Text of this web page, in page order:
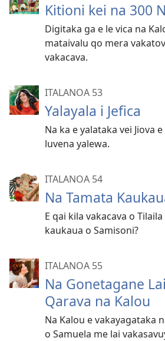
Kitioni kei na 300
Digitaka ga e le vica na
mataivalu qo mera
vakacava.
ITALANOA 53
Yalayala i Jefica
Na ka e yalataka vei Jiova
luvena yalewa.
ITALANOA 54
Na Tamata
E qai kila vakacava o
kaukaua o Samisoni?
ITALANOA 55
Na Gonetagane
Qarava na Kalou
Na Kalou e vakayagataka
o Samuela me lai